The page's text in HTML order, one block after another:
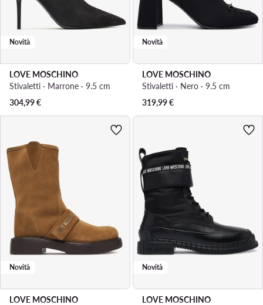
Novità
LOVE MOSCHINO
Stivaletti · Marrone · 9.5 cm
304,99€
Novità
LOVE MOSCHINO
Stivaletti · Nero · 9.5 cm
319,99€
Novità
LOVE MOSCHINO
Novità
LOVE MOSCHINO